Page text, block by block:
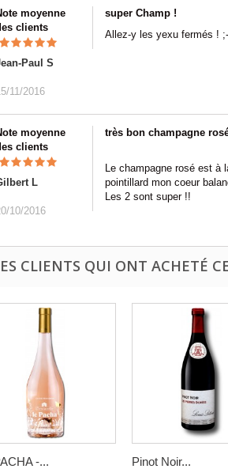
moyenne
clients
Paul S
11/2016
super Champ !
Allez-y les yexu fermés !
moyenne
clients
L
10/2016
très bon champagne
Le champagne rosé est
pointillard mon coeur
Les 2 sont super !!
CLIENTS QUI ONT ACHETÉ
-... Pinot Noir...